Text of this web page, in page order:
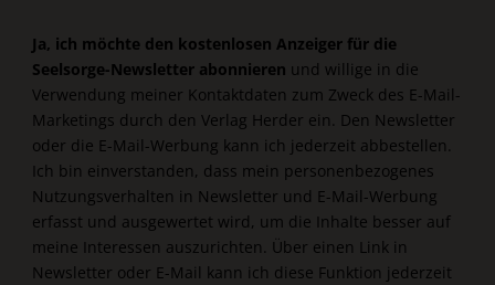
Ja, ich möchte den kostenlosen Anzeiger für die
Seelsorge-Newsletter abonnieren und willige in die
Verwendung meiner Kontaktdaten zum Zweck des E-Mail-
Marketings durch den Verlag Herder ein. Den Newsletter
oder die E-Mail-Werbung kann ich jederzeit abbestellen.
Ich bin einverstanden, dass mein personenbezogenes
Nutzungsverhalten in Newsletter und E-Mail-Werbung
erfasst und ausgewertet wird, um die Inhalte besser auf
meine Interessen auszurichten. Über einen Link in
Newsletter oder E-Mail kann ich diese Funktion jederzeit